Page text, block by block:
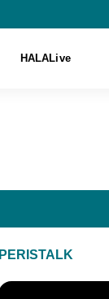
HALALive
PERISTALK